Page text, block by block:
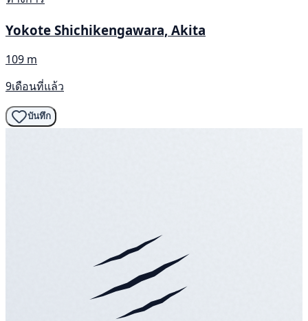
Yokote Shichikengawara, Akita
109 m
9เดือนที่แล้ว
บันทึก